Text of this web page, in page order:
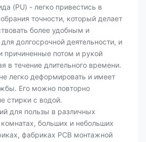
(PU) - легко привестись в
точности, который делает
более удобным и
долгосрочной деятельности, и
причиненные потом и рукой
в течение длительного времени.
легко деформировать и имеет
Его можно повторно
стирки с водой.
для пользы в различных
больших и небольших
фабриках PCB монтажной